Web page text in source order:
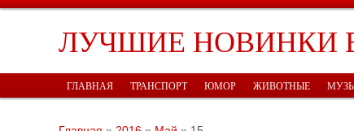
ЛУЧШИЕ НОВИНКИ
ГЛАВНАЯ ТРАНСПОРТ ЮМОР ЖИВОТНЫЕ